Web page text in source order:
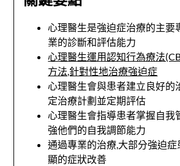
心理醫生是強迫症治療的主要
業的診斷和評估能力
心理醫生運用認知行為療法
方法,針對性地治療強迫症
心理醫生會與患者建立良好的
定治療計劃並定期評估
心理醫生會指導患者掌握自我
強他們的自我調節能力
通過專業的治療,大部分強迫症
顯的症狀改善